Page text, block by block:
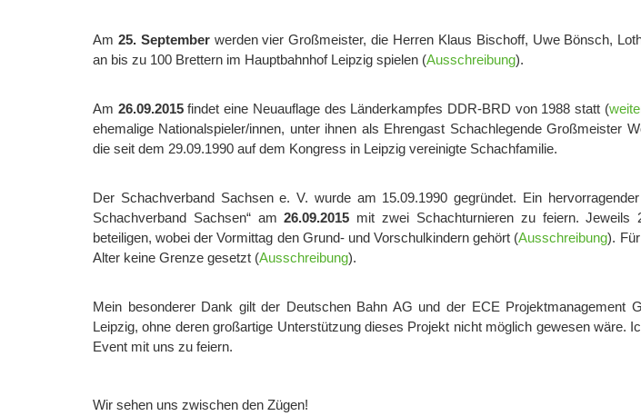
Am 25. Septemberwerden vier Großmeister, die Herren Klaus Bischoff, Uwe Bönsch,
an bis zu 100 Brettern im Hauptbahnhof Leipzig spielen (Ausschreibung).
Am 26.09.2015findet eine Neuauflage des Länderkampfes DDR-BRD von 1988 statt (
ehemalige Nationalspieler/innen, unter ihnen als Ehrengast Schachlegende Großmeister
die seit dem 29.09.1990 auf dem Kongress in Leipzig vereinigte Schachfamilie.
Der Schachverband Sachsen e. V. wurde am 15.09.1990 gegründet. Ein
Schachverband Sachsen“ am26.09.2015 mit zwei Schachturnieren zu feiern. Jeweils
beteiligen, wobei der Vormittag den Grund- und Vorschulkindern gehört (Ausschreibung).
Alter keine Grenze gesetzt (Ausschreibung).
Mein besonderer Dank gilt der Deutschen Bahn AG und der ECE Projektmanagement
Leipzig, ohne deren großartige Unterstützung dieses Projekt nicht möglich gewesen wäre.
Event mit uns zu feiern.
Wir sehen uns zwischen den Zügen!